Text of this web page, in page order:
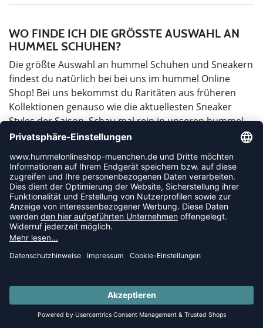
LAST PIECES: Bekleidung - Spare bis zu 65%
WO FINDE ICH DIE GRÖSSTE AUSWAHL AN H
UMMEL SCHUHEN?
Die größte Auswahl an hummel Schuhen und Sneakern
findest du natürlich bei bei uns im hummel Online
Shop! Bei uns bekommst du Raritäten aus früheren
Kollektionen genauso wie die aktuellesten Sneaker
Styles der Saison. Schau mal rein in unseren hummel
Online Shop. Gerne beraten wir dich telefonisch oder
VERSANDKOSTENFREI AB 80€ IN DE
GELD-ZURÜCK-GARANTIE